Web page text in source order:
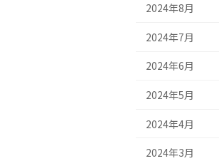
2024年8月
2024年7月
2024年6月
2024年5月
2024年4月
2024年3月